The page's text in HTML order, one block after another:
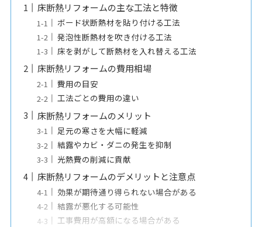
床断熱リフォームの主な工法と特徴
ボード状断熱材を貼り付ける工法
発泡性断熱材を吹き付ける工法
床を剥がして断熱材を入れ替える工法
床断熱リフォームの費用相場
費用の目安
工法ごとの費用の違い
床断熱リフォームのメリット
足元の寒さを大幅に軽減
結露やカビ・ダニの発生を抑制
光熱費の削減に貢献
床断熱リフォームのデメリットと注意点
効果が期待通り得られない場合がある
結露が悪化する可能性
工事費用が高額になる場合がある